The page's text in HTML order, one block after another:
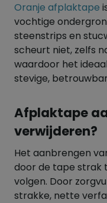
Oranje afplaktape
vochtige
steenstrips en
scheurt niet, zelfs
waardoor het
stevige,
Afplaktape
verwijderen?
Het aanbrengen
door de tape strak
volgen. Door
strakke, nette